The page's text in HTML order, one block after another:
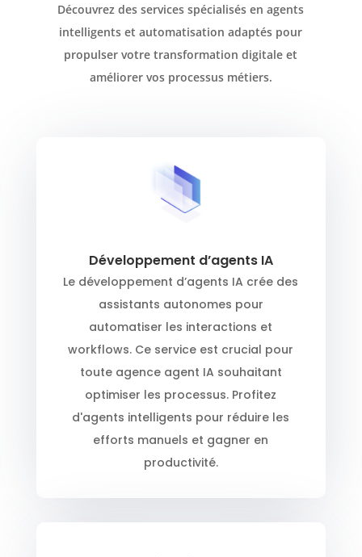
Découvrez des services spécialisés en agents
intelligents et automatisation adaptés pour
propulser votre transformation digitale et
améliorer vos processus métiers.
Développement d’agents IA
Le développement d’agents IA crée des
assistants autonomes pour
automatiser les interactions et
workflows. Ce service est crucial pour
toute agence agent IA souhaitant
optimiser les processus. Profitez
d'agents intelligents pour réduire les
efforts manuels et gagner en
productivité.